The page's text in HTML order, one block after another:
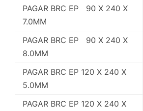
PAGAR BRC EP 90 X 240 X
7.0MM
PAGAR BRC EP 90 X 240 X
8.0MM
PAGAR BRC EP 120 X 240 X
5.0MM
PAGAR BRC EP 120 X 240 X